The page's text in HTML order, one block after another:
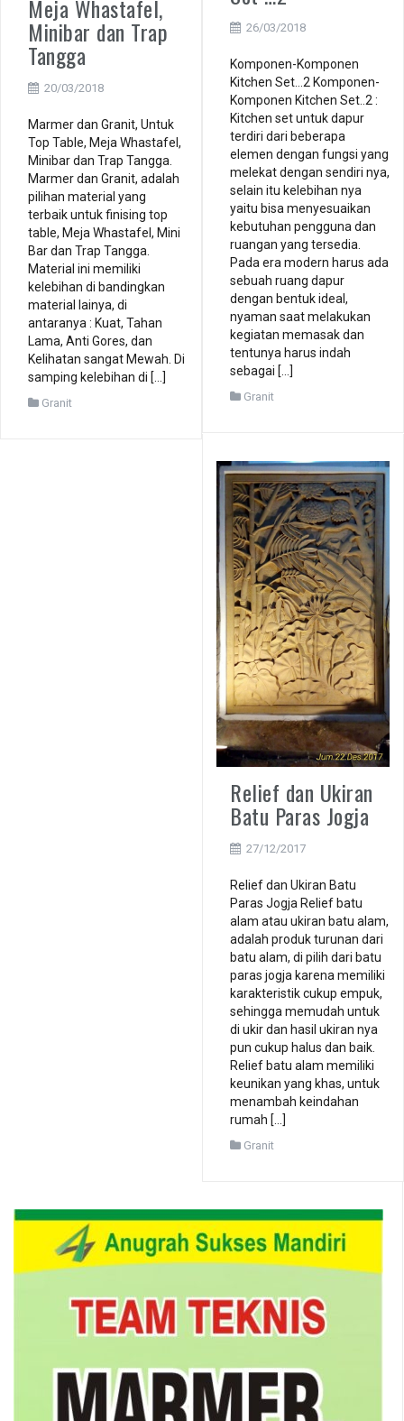
26/03/2018
Komponen-Komponen
Kitchen Set…2 Komponen-
Komponen Kitchen Set..2 :
Kitchen set untuk dapur
terdiri dari beberapa
elemen dengan fungsi yang
melekat dengan sendiri nya,
selain itu kelebihan nya
yaitu bisa menyesuaikan
kebutuhan pengguna dan
ruangan yang tersedia.
Pada era modern harus ada
sebuah ruang dapur
dengan bentuk ideal,
nyaman saat melakukan
kegiatan memasak dan
tentunya harus indah
sebagai […]
Granit
Meja Whastafel,
Minibar dan Trap
Tangga
20/03/2018
Marmer dan Granit, Untuk
Top Table, Meja Whastafel,
Minibar dan Trap Tangga.
Marmer dan Granit, adalah
pilihan material yang
terbaik untuk finising top
table, Meja Whastafel, Mini
Bar dan Trap Tangga.
Material ini memiliki
kelebihan di bandingkan
material lainya, di
antaranya : Kuat, Tahan
Lama, Anti Gores, dan
Kelihatan sangat Mewah. Di
samping kelebihan di […]
Granit
Relief dan Ukiran
Batu Paras Jogja
27/12/2017
Relief dan Ukiran Batu
Paras Jogja Relief batu
alam atau ukiran batu alam,
adalah produk turunan dari
batu alam, di pilih dari batu
paras jogja karena memiliki
karakteristik cukup empuk,
sehingga memudah untuk
di ukir dan hasil ukiran nya
pun cukup halus dan baik.
Relief batu alam memiliki
keunikan yang khas, untuk
menambah keindahan
rumah […]
Granit